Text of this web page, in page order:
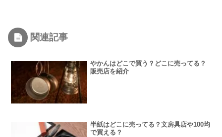
関連記事
やかんはどこで買う？どこに売ってる？
販売店を紹介
半紙はどこに売ってる？文房具店や100均
で買える？